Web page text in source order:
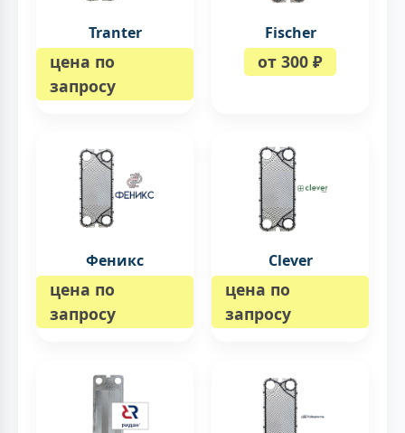
Tranter
цена по
запросу
Fischer
от 300 ₽
Феникс
цена по
запросу
Clever
цена по
запросу